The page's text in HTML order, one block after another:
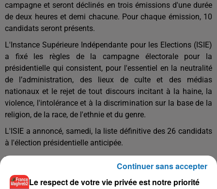
campagne et seront déclinés en trois émissions d'une durée
de deux heures et demi chacune. Pour chaque émission, 10
candidats seront présents.
L'Instance Supérieure Indépendante pour les Elections (ISIE)
a fixé les règles de la campagne électorale pour la
présidentielle qui consistent, pour l'essentiel en la neutralité
de l’administration, des lieux de culte et des médias
nationaux et le rejet de tout discours incitant à la haine, la
violence, l'intolérance et à la discrimination sur la base de la
religion, de la race, de l'ethnie et du genre.
L'ISIE a annoncé, samedi, la liste définitive des 26 candidats
à l'élection présidentielle anticipée.
Lors d'une conférence de presse ce samedi, le président de
SIE, Nabil Baffoun a indiqué que le conseil de l'instance
réuni après l'expiration des délais de retrait des candidatures,
Le respect de votre vie privée est notre priorité
Continuer sans accepter